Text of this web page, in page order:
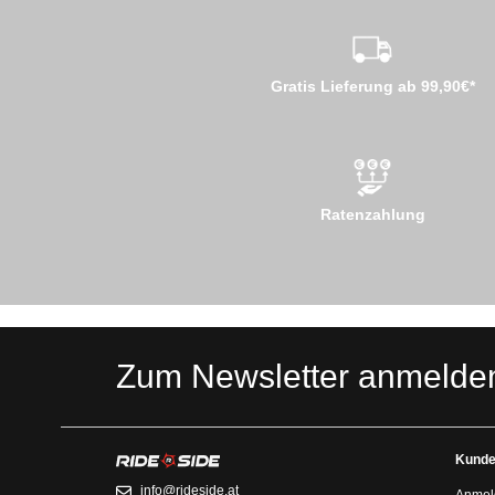
Gratis Lieferung ab 99,90€*
Ratenzahlung
Zum Newsletter
info@rideside.at